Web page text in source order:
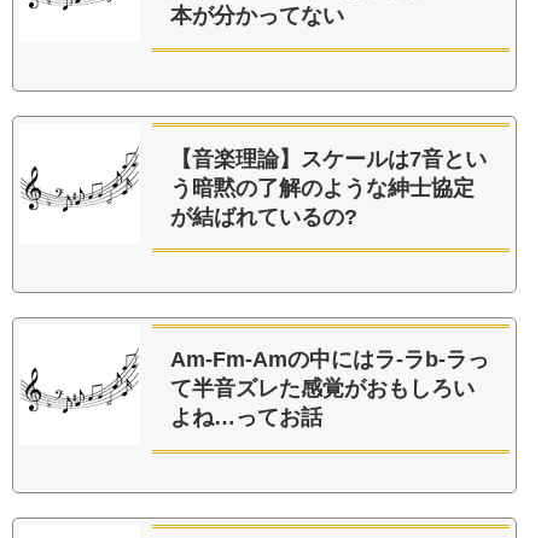
本が分かってない
【音楽理論】スケールは7音とい
う暗黙の了解のような紳士協定
が結ばれているの?
Am-Fm-Amの中にはラ-ラb-ラっ
て半音ズレた感覚がおもしろい
よね…ってお話